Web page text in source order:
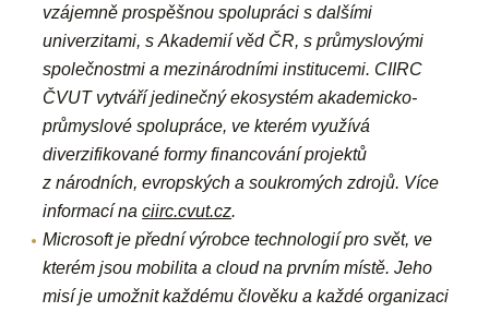
vzájemně prospěšnou spolupráci s dalšími
univerzitami, s Akademií věd ČR, s průmyslovými
společnostmi a mezinárodními institucemi. CIIRC
ČVUT vytváří jedinečný ekosystém akademicko-
průmyslové spolupráce, ve kterém využívá
diverzifikované formy financování projektů
z národních, evropských a soukromých zdrojů. Více
informací naciirc.cvut.cz.
Microsoftje přední výrobce technologií pro svět, ve
kterém jsou mobilita a cloud na prvním místě. Jeho
misí je umožnit každému člověku a každé organizaci